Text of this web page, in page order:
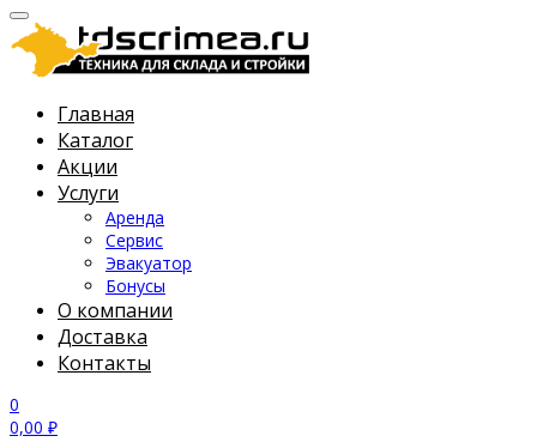
Главная
Каталог
Акции
Услуги
Аренда
Сервис
Эвакуатор
Бонусы
О компании
Доставка
Контакты
0
0,00 ₽